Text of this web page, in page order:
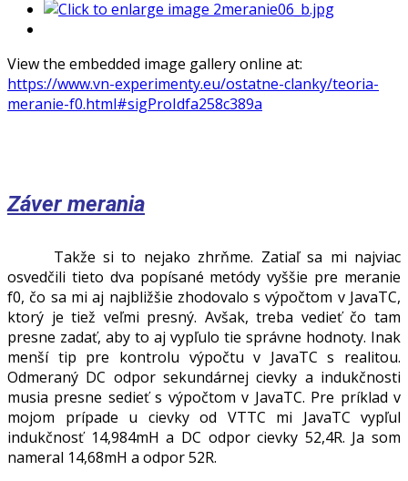
View the embedded image gallery online at:
https://www.vn-experimenty.eu/ostatne-clanky/teoria-
meranie-f0.html#sigProIdfa258c389a
Záver merania
Takže si to nejako zhrňme. Zatiaľ sa mi najviac
osvedčili tieto dva popísané metódy vyššie pre meranie
f0, čo sa mi aj najbližšie zhodovalo s výpočtom v JavaTC,
ktorý je tiež veľmi presný. Avšak, treba vedieť čo tam
presne zadať, aby to aj vypľulo tie správne hodnoty. Inak
menší tip pre kontrolu výpočtu v JavaTC s realitou.
Odmeraný DC odpor sekundárnej cievky a indukčnosti
musia presne sedieť s výpočtom v JavaTC. Pre príklad v
mojom prípade u cievky od VTTC mi JavaTC vypľul
indukčnosť 14,984mH a DC odpor cievky 52,4R. Ja som
nameral 14,68mH a odpor 52R.